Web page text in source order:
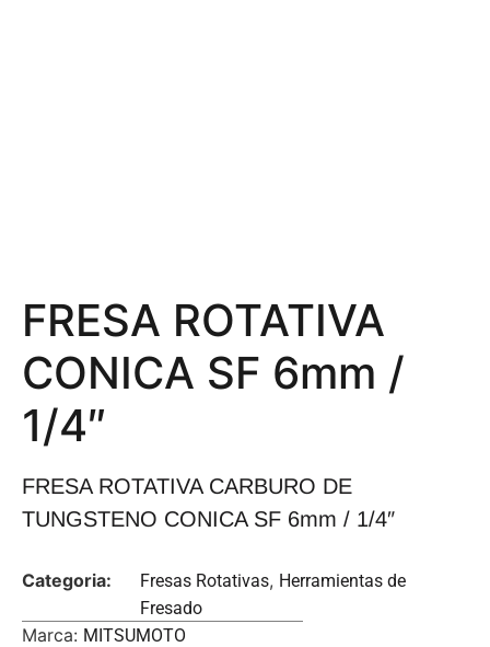
FRESA ROTATIVA
CONICA SF 6mm /
1/4″
FRESA ROTATIVA CARBURO DE
TUNGSTENO CONICA SF 6mm / 1/4″
Categoria: Fresas Rotativas, Herramientas de
Fresado
Marca: MITSUMOTO